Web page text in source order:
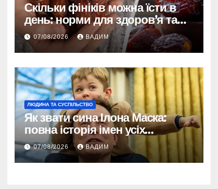
Скільки фініків можна їсти в
день: норми для здоров’я та
енергії
07/08/2026 ВАДИМ
ЛЮДИНА ТА СУСПІЛЬСТВО
Як звати сина Ілона Маска:
повна історія імен усіх
хлопчиків мільярдера
07/08/2026 ВАДИМ